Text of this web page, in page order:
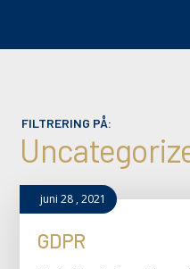
FILTRERING PÅ:
juni 28 ,2021
GDPR